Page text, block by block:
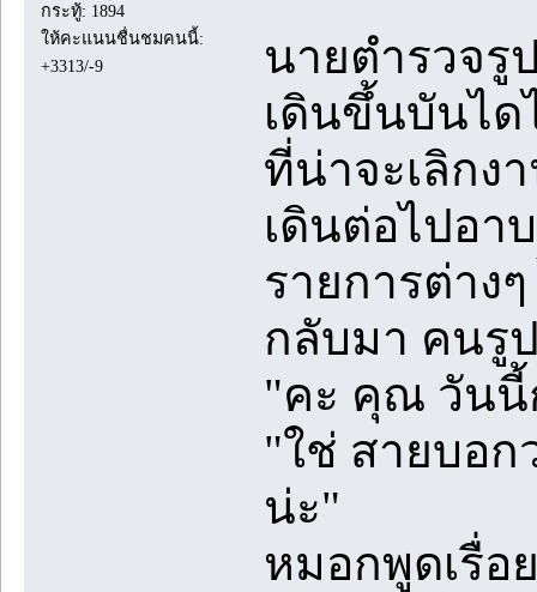
กระทู้: 1894
ให้คะแนนชื่นชมคนนี้:
+3313/-9
นายตำรวจรู
เดินขึ้นบันได
ที่น่าจะเลิกง
เดินต่อไปอา
รายการต่าง
กลับมา คนรู
"คะ คุณ วันนี้
"ใช่ สายบอก
น่ะ"
หมอกพูดเรื่อ